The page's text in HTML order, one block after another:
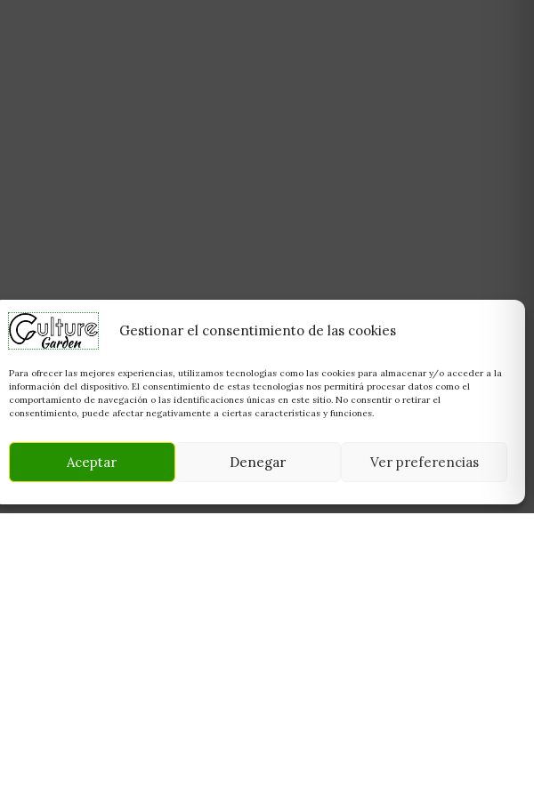
Gestionar el consentimiento de las cookies
Para ofrecer las mejores experiencias, utilizamos tecnologías como las cookies para almacenar y/o acceder a la
información del dispositivo. El consentimiento de estas tecnologías nos permitirá procesar datos como el
comportamiento de navegación o las identificaciones únicas en este sitio. No consentir o retirar el
consentimiento, puede afectar negativamente a ciertas características y funciones.
Aceptar Denegar Ver preferencias